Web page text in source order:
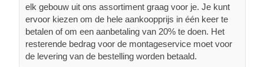
elk gebouw uit ons assortiment graag voor je. Je kunt
ervoor kiezen om de hele aankoopprijs in één keer te
betalen of om een aanbetaling van 20% te doen. Het
resterende bedrag voor de montageservice moet voor
de levering van de bestelling worden betaald.